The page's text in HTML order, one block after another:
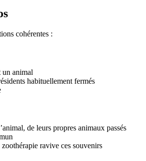
cohérentes :
un animal
habituellement fermés
de leurs propres animaux passés
ravive ces souvenirs